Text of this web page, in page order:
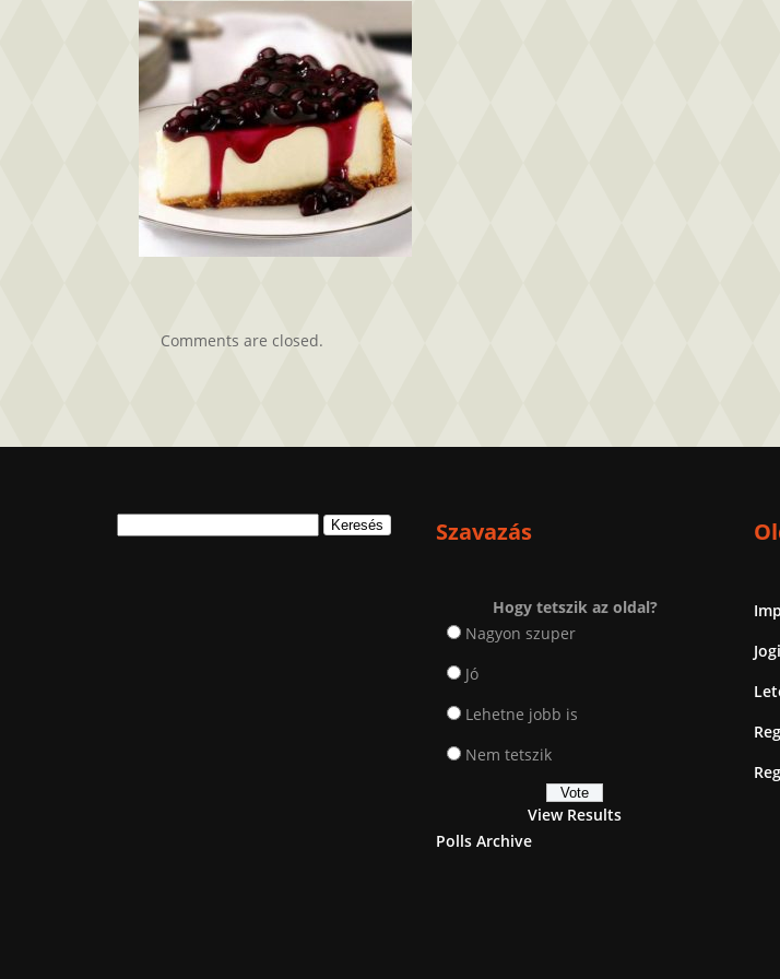
Comments are closed.
Szavazás
Hogy tetszik az oldal?
Nagyon szuper
Jó
Lehetne jobb is
Nem tetszik
View Results
Polls Archive